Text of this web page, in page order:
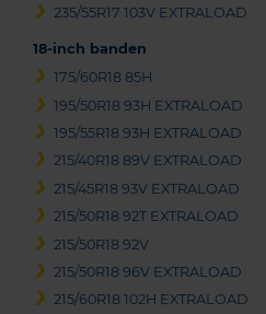
235/55R17 103V EXTRALOAD
18-inch banden
175/60R18 85H
195/50R18 93H EXTRALOAD
195/55R18 93H EXTRALOAD
215/40R18 89V EXTRALOAD
215/45R18 93V EXTRALOAD
215/50R18 92T EXTRALOAD
215/50R18 92V
215/50R18 96V EXTRALOAD
215/60R18 102H EXTRALOAD